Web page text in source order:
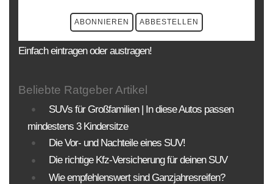
Einfach eintragen oder austragen!
Beliebte Ratgeber Artikel
SUVs für Großfamilien | In diese Autos passen
mindestens 3 Kindersitze
Die Vor- und Nachteile eines SUV!
Die richtige Kfz-Versicherung für deinen SUV
Wie empfehlenswert sind Ganzjahresreifen?